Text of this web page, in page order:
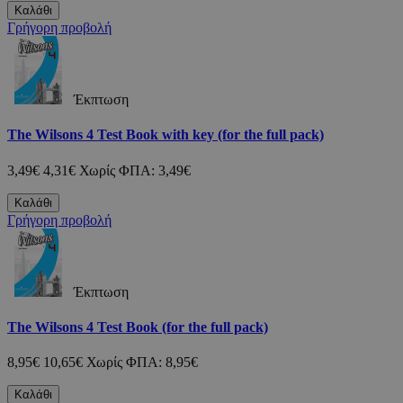
Καλάθι
Γρήγορη προβολή
Έκπτωση
The Wilsons 4 Test Book with key (for the full pack)
3,49€ 4,31€ Χωρίς ΦΠΑ: 3,49€
Καλάθι
Γρήγορη προβολή
Έκπτωση
The Wilsons 4 Test Book (for the full pack)
8,95€ 10,65€ Χωρίς ΦΠΑ: 8,95€
Καλάθι